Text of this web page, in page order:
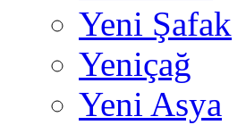
Yeni Şafak
Yeniçağ
Yeni Asya